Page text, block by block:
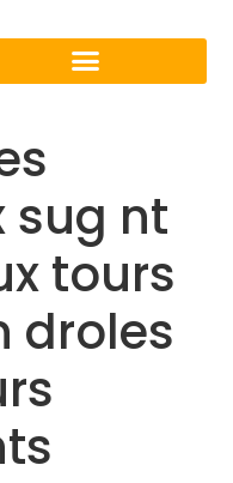
sug nt
tours
droles